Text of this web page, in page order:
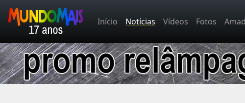
Início Notícias Vídeos Fotos